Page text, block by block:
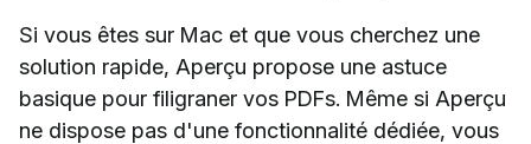
Si vous êtes sur Mac et que vous cherchez une
solution rapide, Aperçu propose une astuce
basique pour filigraner vos PDFs. Même si Aperçu
ne dispose pas d'une fonctionnalité dédiée, vous